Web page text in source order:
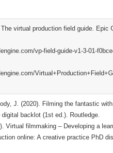
The virtual production field guide. Epic
vp-field-guide-v1-3-01-
J. (2020). Filming the fantastic
digital backlot (1st ed.). Routledge.
Virtual filmmaking – Developing a
online: A creative practice PhD